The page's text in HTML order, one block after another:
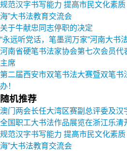
规范汉字书写能力 提高市民文化素
海”大书法教育交流会
关于牛献忠同志停职的决定
“永远听党话，笔墨润万家”河南大书
河南省硬笔书法家协会第七次会员
主席
第二届西安市双笔书法大赛暨双笔
办！
随机推荐
澳门两会长任大湾区赛副总评委及汉
全国职工大书法作品展览在浙江乐清
规范汉字书写能力 提高市民文化素
海”大书法教育交流会